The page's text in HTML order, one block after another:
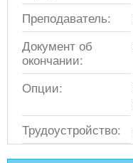
Преподаватель:
Документ об
окончании:
Опции:
Трудоустройство: